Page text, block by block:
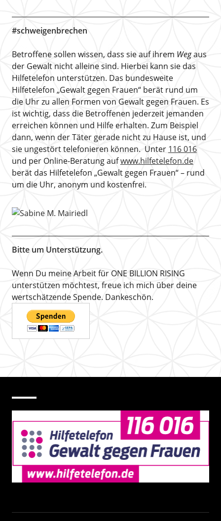
#schweigenbrechen
Betroffene sollen wissen, dass sie auf ihrem Wegaus
der Gewalt nicht alleine sind. Hierbei kann sie das
Hilfetelefon unterstützen. Das bundesweite
Hilfetelefon „Gewalt gegen Frauen“ berät rund um
die Uhr zu allen Formen von Gewalt gegen Frauen. Es
ist wichtig, dass die Betroffenen jederzeit jemanden
erreichen können und Hilfe erhalten. Zum Beispiel
dann, wenn der Täter gerade nicht zu Hause ist, und
sie ungestört telefonieren können. Unter 116 016
und per Online-Beratung aufwww.hilfetelefon.de
berät das Hilfetelefon „Gewalt gegen Frauen“ – rund
um die Uhr, anonym und kostenfrei.
Bitte um Unterstützung.
Wenn Du meine Arbeit für ONE BILLION RISING
unterstützen möchtest, freue ich mich über deine
wertschätzende Spende. Dankeschön.